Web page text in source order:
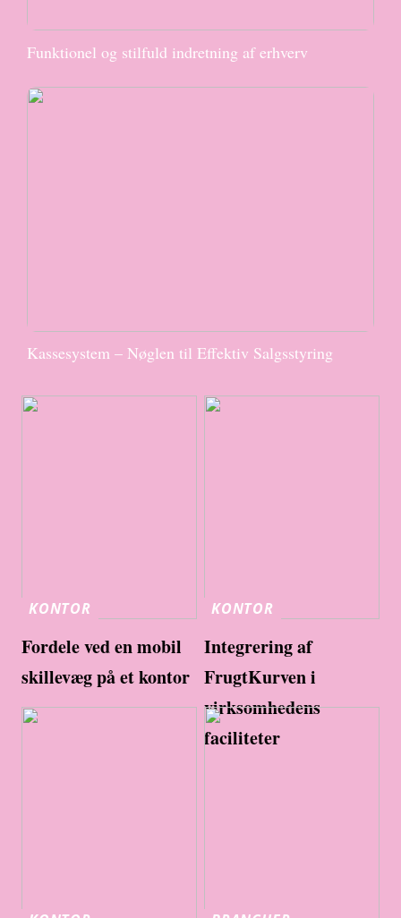
Funktionel og stilfuld indretning af erhverv
Kassesystem – Nøglen til Effektiv Salgsstyring
KONTOR
Fordele ved en mobil
skillevæg på et kontor
KONTOR
Integrering af
FrugtKurven i
virksomhedens
faciliteter